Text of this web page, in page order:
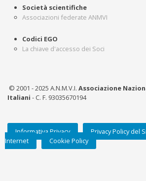
Società scientifiche
Associazioni federate ANMVI
Codici EGO
La chiave d'accesso dei Soci
© 2001 - 2025 A.N.M.V.I. Associazione
Italiani - C. F. 93035670194
Informativa Privacy
Privacy Policy del
Internet
Cookie Policy